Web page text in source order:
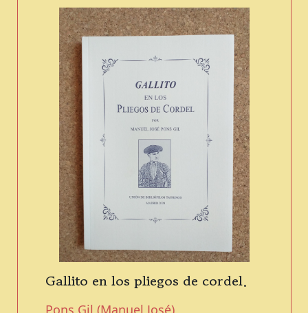
Gallito en los pliegos de cordel.